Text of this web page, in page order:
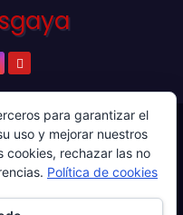
reservados.
Audiovisuales El
para garantizar el
uso y mejorar nuestros
cookies, rechazar las no
Política de cookies